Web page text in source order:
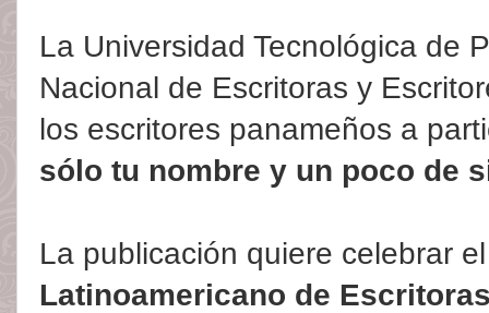
La Universidad Tecnológica de
Nacional de Escritoras y
los escritores panameños a
sólo tu nombre y un poco de
La publicación quiere celebrar
Latinoamericano de